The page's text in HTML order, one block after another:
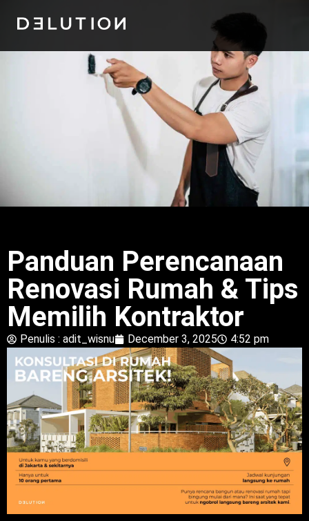
Panduan Perencanaan
Renovasi Rumah & Tips
Memilih Kontraktor
Penulis : adit_wisnu December 3, 2025 4:52 pm